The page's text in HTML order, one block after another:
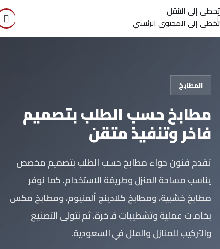
تخطي إلى التنقل
تخطي إلى المحتوى الرئيسي
المطابخ
مطابخ حسب الطلب بتصميم
فاخر وتنفيذ متقن
تقدم فنون حواء مطابخ حسب الطلب بتصميم مخصص
يناسب مساحة المنزل وطريقة الاستخدام. كما نوفر
مطابخ خشبية، ومطابخ كلادينج ألمنيوم، ومطابخ مكس
بخامات عملية وتشطيبات فاخرة، ثم نتولى التصنيع
والتركيب للمنازل والفلل في السعودية.